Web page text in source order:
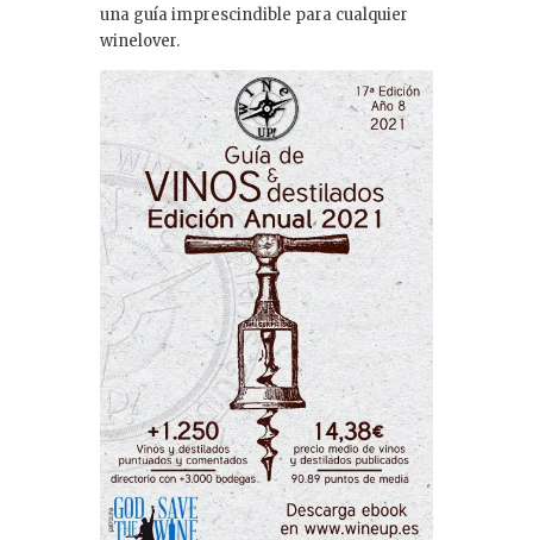
una guía imprescindible para cualquier
winelover.